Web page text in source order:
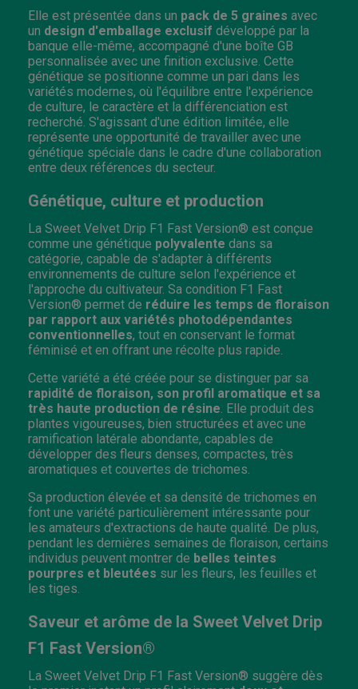
Elle est présentée dans un pack de 5 graines avec
un design d'emballage exclusif développé par la
banque elle-même, accompagné d'une boîte GB
personnalisée avec une finition exclusive. Cette
génétique se positionne comme un pari dans les
variétés modernes, où l'équilibre entre l'expérience
de culture, le caractère et la différenciation est
recherché. S'agissant d'une édition limitée, elle
représente une opportunité de travailler avec une
génétique spéciale dans le cadre d'une collaboration
entre deux références du secteur.
Génétique, culture et production
La Sweet Velvet Drip F1 Fast Version® est conçue
comme une génétique polyvalente dans sa
catégorie, capable de s'adapter à différents
environnements de culture selon l'expérience et
l'approche du cultivateur. Sa condition F1 Fast
Version® permet de réduire les temps de floraison
par rapport aux variétés photodépendantes
conventionnelles, tout en conservant le format
féminisé et en offrant une récolte plus rapide.
Cette variété a été créée pour se distinguer par sa
rapidité de floraison, son profil aromatique et sa
très haute production de résine . Elle produit des
plantes vigoureuses, bien structurées et avec une
ramification latérale abondante, capables de
développer des fleurs denses, compactes, très
aromatiques et couvertes de trichomes.
Sa production élevée et sa densité de trichomes en
font une variété particulièrement intéressante pour
les amateurs d'extractions de haute qualité. De plus,
pendant les dernières semaines de floraison, certains
individus peuvent montrer de belles teintes
pourpres et bleutées sur les fleurs, les feuilles et
les tiges.
Saveur et arôme de la Sweet Velvet Drip
F1 Fast Version®
La Sweet Velvet Drip F1 Fast Version® suggère dès